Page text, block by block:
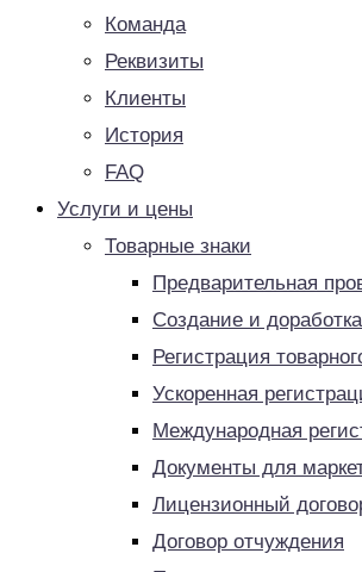
Команда
Реквизиты
Клиенты
История
FAQ
Услуги и цены
Товарные знаки
Предварительная
Создание и
Регистрация
Ускоренная
Международная
Документы для
Лицензионный
Договор отчуждения